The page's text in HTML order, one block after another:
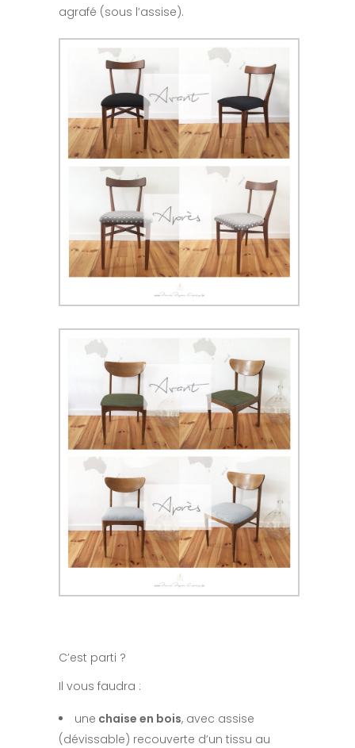
agrafé (sous l’assise).
C’est parti ?
Il vous faudra :
une chaise en bois, avec assise
(dévissable) recouverte d’un tissu au